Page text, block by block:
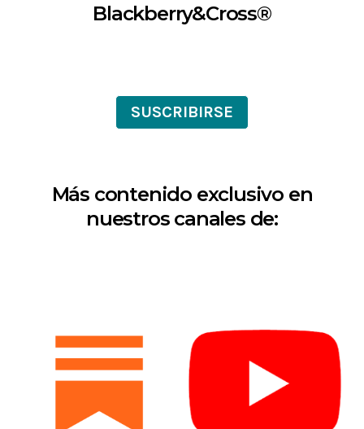
Blackberry&Cross®
SUSCRIBIRSE
Más contenido exclusivo en
nuestros canales de: